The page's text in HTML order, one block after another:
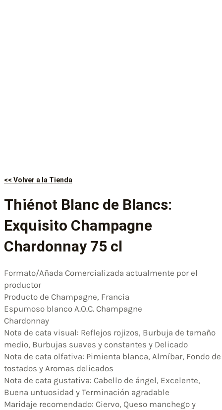
<< Volver a la Tienda
Thiénot Blanc de Blancs:
Exquisito Champagne
Chardonnay 75 cl
Formato/Añada Comercializada actualmente por el
productor
Producto de Champagne, Francia
Espumoso blanco A.O.C. Champagne
Chardonnay
Nota de cata visual: Reflejos rojizos, Burbuja de tamaño
medio, Burbujas suaves y constantes y Delicado
Nota de cata olfativa: Pimienta blanca, Almíbar, Fondo de
tostados y Aromas delicados
Nota de cata gustativa: Cabello de ángel, Excelente,
Buena untuosidad y Terminación agradable
Maridaje recomendado: Ciervo, Queso manchego y